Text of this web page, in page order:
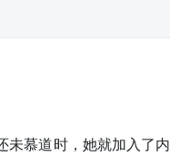
未慕道时，她就加入了内